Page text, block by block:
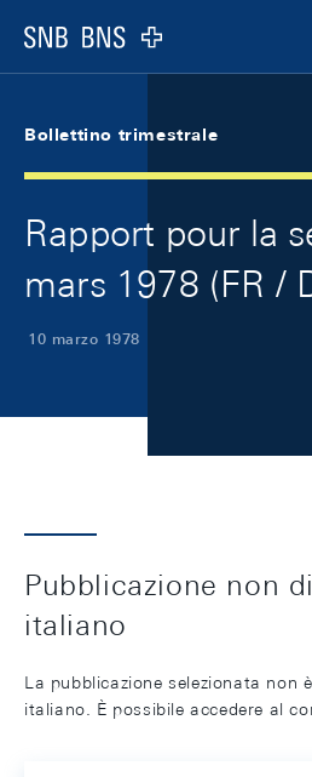
Logo
Bollettino trimestrale
Rapport pour la
mars 1978 (FR /
10 marzo 1978
Pubblicazione non
italiano
La pubblicazione selezionata non
italiano. È possibile accedere al